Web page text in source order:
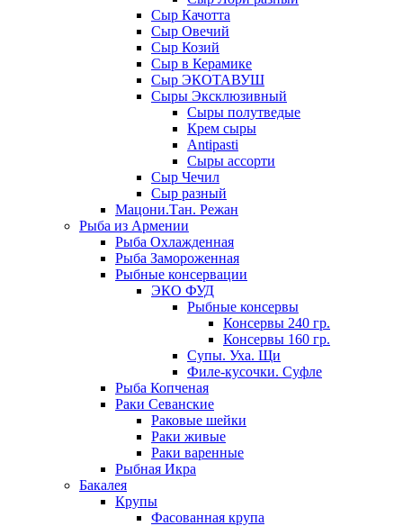
Сыр Качотта
Сыр Овечий
Сыр Козий
Сыр в Керамике
Сыр ЭКОТАВУШ
Сыры Эксклюзивный
Сыры полутведые
Крем сыры
Antipasti
Сыры ассорти
Сыр Чечил
Сыр разный
Мацони.Тан. Режан
Рыба из Армении
Рыба Охлажденная
Рыба Замороженная
Рыбные консервации
ЭКО ФУД
Рыбные консервы
Консервы 240 гр.
Консервы 160 гр.
Супы. Уха. Щи
Филе-кусочки. Суфле
Рыба Копченая
Раки Севанские
Раковые шейки
Раки живые
Раки варенные
Рыбная Икра
Бакалея
Крупы
Фасованная крупа